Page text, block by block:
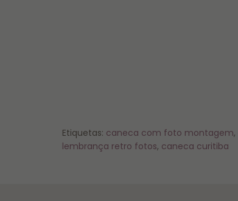
Etiquetas: caneca com foto montagem,
lembrança retro fotos, caneca curitiba